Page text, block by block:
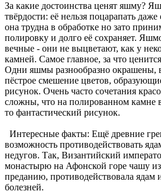
За какие достоинства ценят яшму?
твёрдости: её нельзя поцарапать
она трудна в обработке но зато
полировку и долго её сохраняет.
вечные - они не выцветают, как у
камней. Самое главное, за что
Одни яшмы разнообразно окрашены,
пёстрое смешение цветов,
рисунок. Очень часто сочетания
сложны, что на полированном камне
то фантастический рисунок.
Интересные факты: Ещё древние
возможность противодействовать
недугов. Так, Византийский
монастырю на Афонской горе чашу
преданию, противодействовала ядам
болезней.